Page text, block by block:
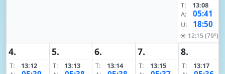
T:
13:08
A:
05:41
U: 18:50
☀ 12:15 (79°)
4.
T:
13:12
5.
T:
13:13
6.
T:
13:14
7.
T:
13:15
8.
T:
13:17